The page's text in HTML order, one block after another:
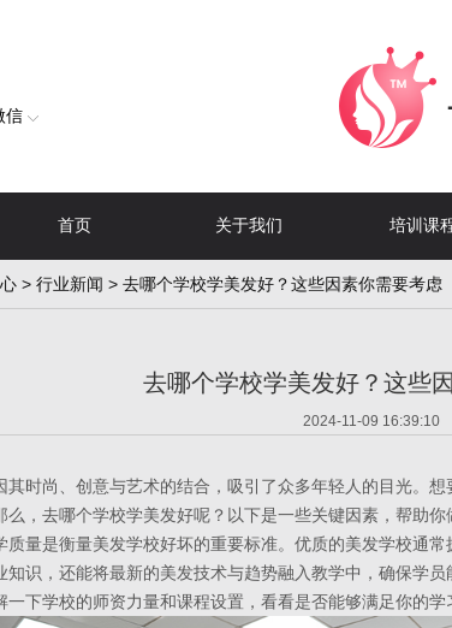
信
首页 关于我们 培训课
> 行业新闻 > 去哪个学校学美发好？这些因素你需要考虑
去哪个学校学美发好？这些
2024-11-09 16:39:10
尚、创意与艺术的结合，吸引了众多年轻人的目光。想
么，去哪个学校学美发好呢？以下是一些关键因素，帮助你
是衡量美发学校好坏的重要标准。优质的美发学校通常
知识，还能将最新的美发技术与趋势融入教学中，确保学
一下学校的师资力量和课程设置，看看是否能够满足你的学